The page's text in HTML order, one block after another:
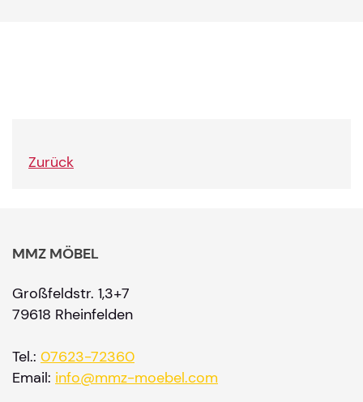
Zurück
MMZ MÖBEL
Großfeldstr. 1,3+7
79618 Rheinfelden
Tel.: 07623-72360
Email: info@mmz-moebel.com